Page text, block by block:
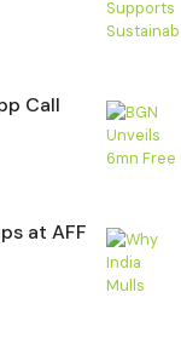
Call
at AFF